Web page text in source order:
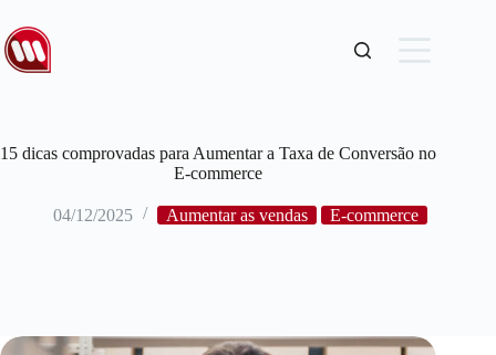
15 dicas comprovadas para Aumentar a Taxa de Conversão no
E-commerce
04/12/2025 Aumentar as vendas E-commerce